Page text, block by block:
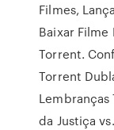
Filmes,
Baixar
Torrent.
Torrent
Lembranças
da Justiça